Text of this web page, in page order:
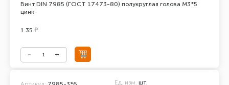
Винт DIN 7985 (ГОСТ 17473-80) полукруглая голова М3*5
цинк
1.35 ₽
Ед. изм. шт.